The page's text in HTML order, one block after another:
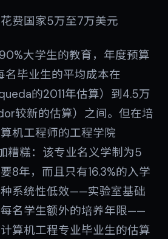
费国家5万至7万美元
大学生的教育，年度预算
名毕业生的平均成本在
的2011年估算）到4.5万
较新的估算）之间。但在培
机工程师的工程学院
糟糕：该专业名义学制为5
8年，而且只有16.3%的入学
系统性低效——实验室基础
名学生额外的培养年限——
算机工程专业毕业生的估算